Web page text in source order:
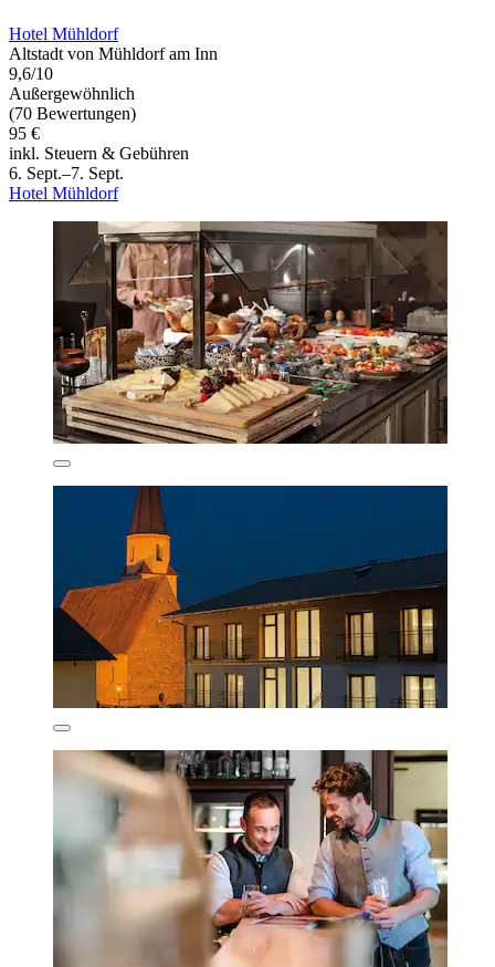
Hotel Mühldorf
Altstadt von Mühldorf am Inn
9,6/10
Außergewöhnlich
(70 Bewertungen)
95 €
inkl. Steuern & Gebühren
6. Sept.–7. Sept.
Hotel Mühldorf